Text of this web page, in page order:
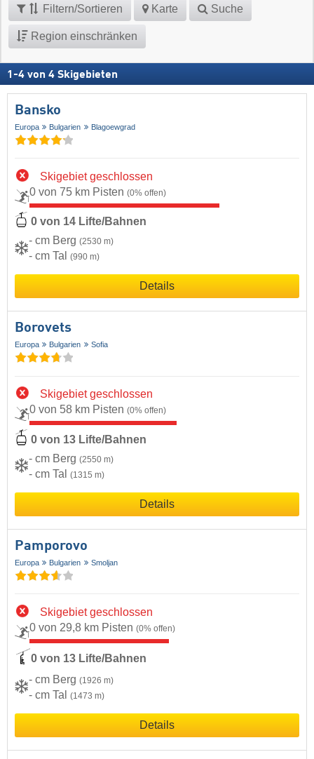
Filtern/Sortieren Karte Suche
Region einschränken
1 -4 von 4 Skigebieten
Bansko
Europa Bulgarien Blagoewgrad
Skigebiet geschlossen
0 von 75 km Pisten (0% offen)
0 von 14 Lifte/Bahnen
- cm Berg (2530 m)
- cm Tal (990 m)
Details
Borovets
Europa Bulgarien Sofia
Skigebiet geschlossen
0 von 58 km Pisten (0% offen)
0 von 13 Lifte/Bahnen
- cm Berg (2550 m)
- cm Tal (1315 m)
Details
Pamporovo
Europa Bulgarien Smoljan
Skigebiet geschlossen
0 von 29,8 km Pisten (0% offen)
0 von 13 Lifte/Bahnen
- cm Berg (1926 m)
- cm Tal (1473 m)
Details